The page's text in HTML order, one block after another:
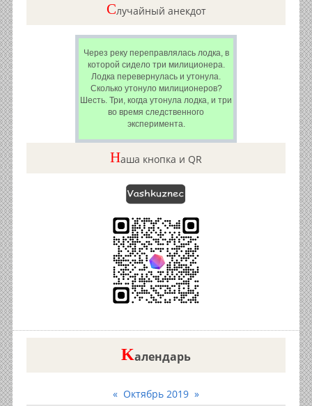
Cлучайный анекдот
Через реку переправлялась лодка, в
которой сидело три милиционера.
Лодка перевернулась и утонула.
Сколько утонуло милиционеров?
Шесть. Три, когда утонула лодка, и три
во время следственного
эксперимента.
Наша кнопка и QR
Kалендарь
« Октябрь 2019 »